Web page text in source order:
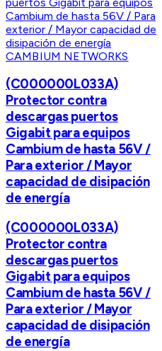
CAMBIUM NETWORKS
(C000000L033A)
Protector contra
descargas puertos
Gigabit para equipos
Cambium de hasta 56V /
Para exterior / Mayor
capacidad de disipación
de energía
(C000000L033A)
Protector contra
descargas puertos
Gigabit para equipos
Cambium de hasta 56V /
Para exterior / Mayor
capacidad de disipación
de energía